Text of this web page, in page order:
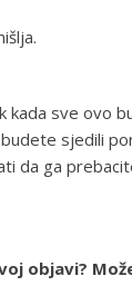
sve ovo
sjedili
da ga
objavi?